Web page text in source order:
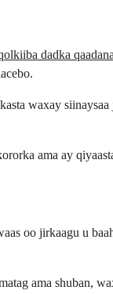
dadka
waxay
ama ay
oo jirkaagu u
ama shuban,